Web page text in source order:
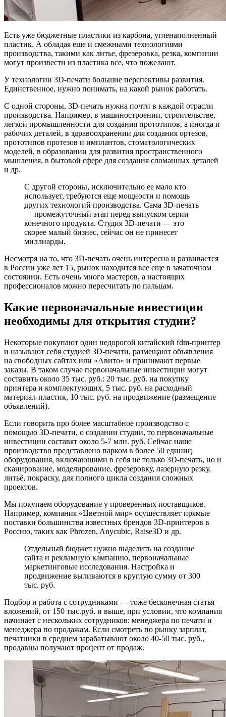
Есть уже бюджетные пластики из карбона, угленаполненный
пластик. А обладая еще и смежными технологиями
производства, такими как литье, фрезеровка, резка, компании
могут произвести из пластика все, что пожелают.
У технологии 3D-печати большие перспективы развития.
Единственное, нужно понимать, на какой рынок работать.
С одной стороны, 3D-печать нужна почти в каждой отрасли
производства. Например, в машиностроении, строительстве,
легкой промышленности для создания прототипов, а иногда и
рабочих деталей, в здравоохранении для создания ортезов,
прототипов протезов и имплантов, стоматологических
моделей, в образовании для развития пространственного
мышления, в бытовой сфере для создания сломанных деталей
и др.
С другой стороны, исключительно ее мало кто
использует, требуются еще мощности и помощь
других технологий производства. Сама 3D-печать
— промежуточный этап перед выпуском серии
конечного продукта. Студия 3D-печати — это
скорее малый бизнес, сейчас он не принесет
миллиарды.
Несмотря на то, что 3D-печать очень интересна и развивается
в России уже лет 15, рынок находится все еще в зачаточном
состоянии. Есть очень много мастеров, а настоящих
профессионалов можно пересчитать по пальцам.
Какие первоначальные инвестиции
необходимы для открытия студии?
Некоторые покупают один недорогой китайский fdm-принтер
и называют себя студией 3D-печати, размещают объявления
на свободных сайтах или «Авито» и принимают первые
заказы. В таком случае первоначальные инвестиции могут
составить около 35 тыс. руб.: 20 тыс. руб. на покупку
принтера и комплектующих, 5 тыс. руб. на расходный
материал-пластик, 10 тыс. руб. на продвижение (размещение
объявлений).
Если говорить про более масштабное производство с
помощью 3D-печати, о создании студии, то первоначальные
инвестиции составят около 5-7 млн. руб. Сейчас наше
производство представлено парком в более 50 единиц
оборудования, включающими в себя не только 3D-печать, но и
сканирование, моделирование, фрезеровку, лазерную резку,
литьё, покраску, для полного цикла создания сложных
проектов.
Мы покупаем оборудование у проверенных поставщиков.
Например, компания «Цветной мир» осуществляет прямые
поставки большинства известных брендов 3D-принтеров в
Россию, таких как Phrozen, Anycubic, Raise3D и др.
Отдельный бюджет нужно выделить на создание
сайта и рекламную кампанию, первоначальные
маркетинговые исследования. Настройка и
продвижение выливаются в круглую сумму от 300
тыс. руб.
Подбор и работа с сотрудниками — тоже бесконечная статья
вложений, от 150 тыс.руб. и выше, при условии, что компания
начинает с нескольких сотрудников: менеджера по печати и
менеджера по продажам. Если смотреть по рынку зарплат,
печатники в среднем зарабатывают около 40-50 тыс. руб.,
продавцы получают процент от продаж.